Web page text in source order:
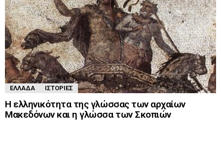
ΕΛΛΆΔΑ ΙΣΤΟΡΊΕΣ
Η ελληνικότητα της γλώσσας των αρχαίων
Μακεδόνων και η γλώσσα των Σκοπιών